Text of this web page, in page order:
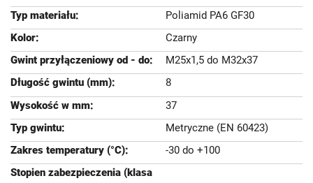
Poliamid PA6 GF30
Czarny
M25x1,5 do M32x37
8
37
Metryczne (EN 60423)
-30 do +100